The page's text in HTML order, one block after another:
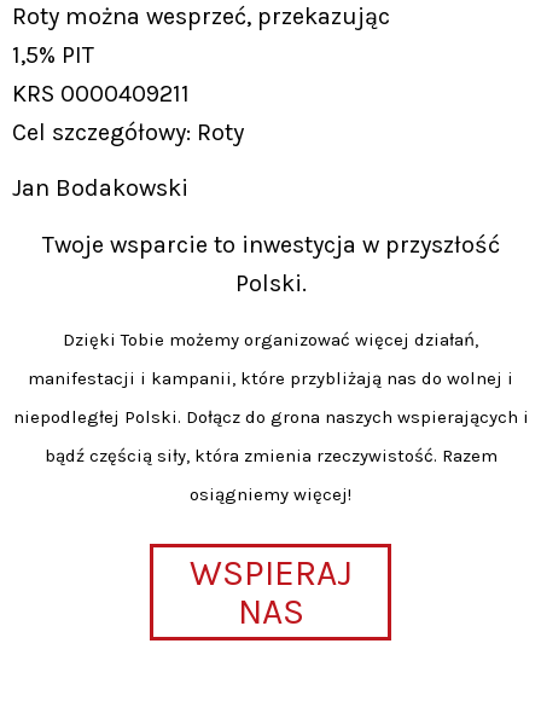
Roty można wesprzeć, przekazując
1,5% PIT
KRS 0000409211
Cel szczegółowy: Roty
Jan Bodakowski
Twoje wsparcie to inwestycja w przyszłość
Polski.
Dzięki Tobie możemy organizować więcej działań,
manifestacji i kampanii, które przybliżają nas do wolnej i
niepodległej Polski. Dołącz do grona naszych wspierających i
bądź częścią siły, która zmienia rzeczywistość. Razem
osiągniemy więcej!
WSPIERAJ
NAS